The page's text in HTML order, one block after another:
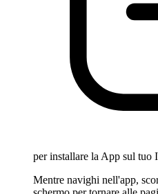
per installare la App sul tuo
Mentre navighi nell'app,